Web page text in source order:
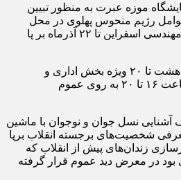
موزه عبرت به منظور تبیین
رژیم منحوس پهلوی در محل
مجتمع آموزش عالی و فنی مهندسی اسفراین تا ۲۲ آذرماه بر پا
این نمایشگاه صبح‌ها ساعت هشت تا ۲۰ ویژه بخش اداری و
آموزشی استان و عصرها ساعت ۱۶ تا ۲۰ به روی عموم
آشنایی نسل جوان و نوجوان با ماشین
شخصیت‌های برجسته انقلاب برپا
زندان‌های پیش از انقلاب که
بود در معرض دید عموم قرار گرفته